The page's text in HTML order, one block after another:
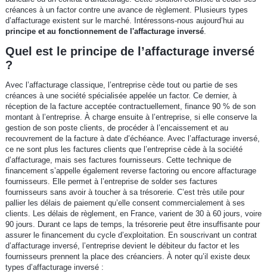
créances à un factor contre une avance de règlement. Plusieurs types
d’affacturage existent sur le marché. Intéressons-nous aujourd’hui au
principe et au fonctionnement de l'affacturage inversé.
Quel est le principe de l’affacturage inversé
?
Avec l’affacturage classique, l’entreprise cède tout ou partie de ses
créances à une société spécialisée appelée un factor. Ce dernier, à
réception de la facture acceptée contractuellement, finance 90 % de son
montant à l’entreprise. À charge ensuite à l’entreprise, si elle conserve la
gestion de son poste clients, de procéder à l’encaissement et au
recouvrement de la facture à date d’échéance. Avec l’affacturage inversé,
ce ne sont plus les factures clients que l’entreprise cède à la société
d’affacturage, mais ses factures fournisseurs. Cette technique de
financement s’appelle également reverse factoring ou encore affacturage
fournisseurs. Elle permet à l’entreprise de solder ses factures
fournisseurs sans avoir à toucher à sa trésorerie. C’est très utile pour
pallier les délais de paiement qu’elle consent commercialement à ses
clients. Les délais de règlement, en France, varient de 30 à 60 jours, voire
90 jours. Durant ce laps de temps, la trésorerie peut être insuffisante pour
assurer le financement du cycle d’exploitation. En souscrivant un contrat
d’affacturage inversé, l’entreprise devient le débiteur du factor et les
fournisseurs prennent la place des créanciers. À noter qu’il existe deux
types d’affacturage inversé :